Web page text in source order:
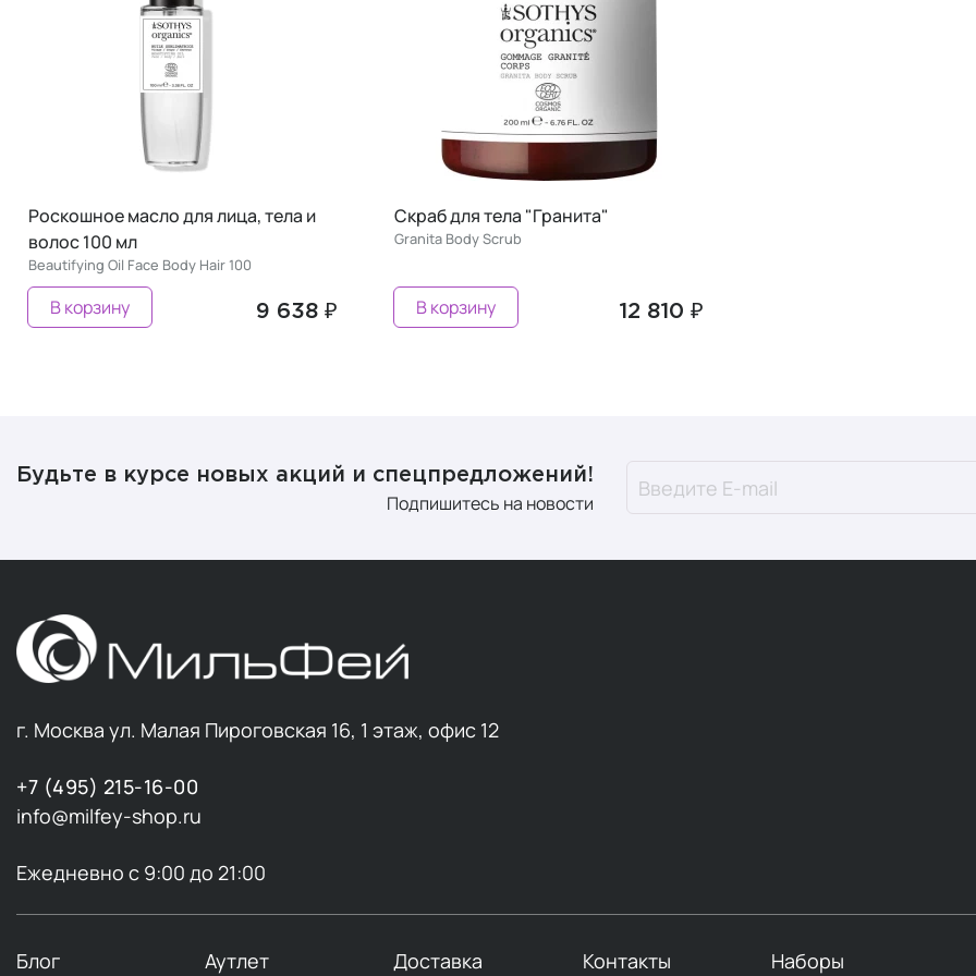
Роскошное масло для лица, тела и
волос 100 мл
Beautifying Oil Face Body Hair 100
9 638 ₽
В корзину
Скраб для тела "Гранита"
Granita Body Scrub
12 810 ₽
В корзину
Будьте в курсе новых акций и спецпредложений!
Подпишитесь на новости
г. Москва ул. Малая Пироговская 16, 1 этаж, офис 12
+7 (495) 215-16-00
info@milfey-shop.ru
Ежедневно с 9:00 до 21:00
Блог Аутлет Доставка Контакты Наборы